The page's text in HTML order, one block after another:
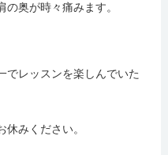
奥が時々痛みます。
でレッスンを楽しんでいた
みください。